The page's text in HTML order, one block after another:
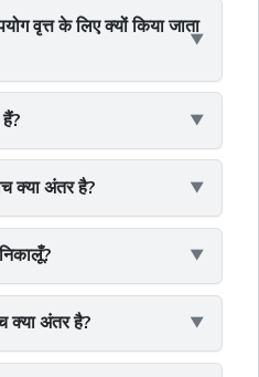
वृत्त के लिए क्यों किया जाता
क्या अंतर है?
क्या अंतर है?